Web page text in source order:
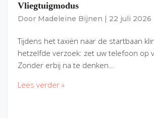
Vliegtuigmodus
Door Madeleine Bijnen 22 juli 2026
Tijdens het taxiën naar de startbaan
hetzelfde verzoek: zet uw telefoon op
Zonder erbij na te denken…
Lees verder »